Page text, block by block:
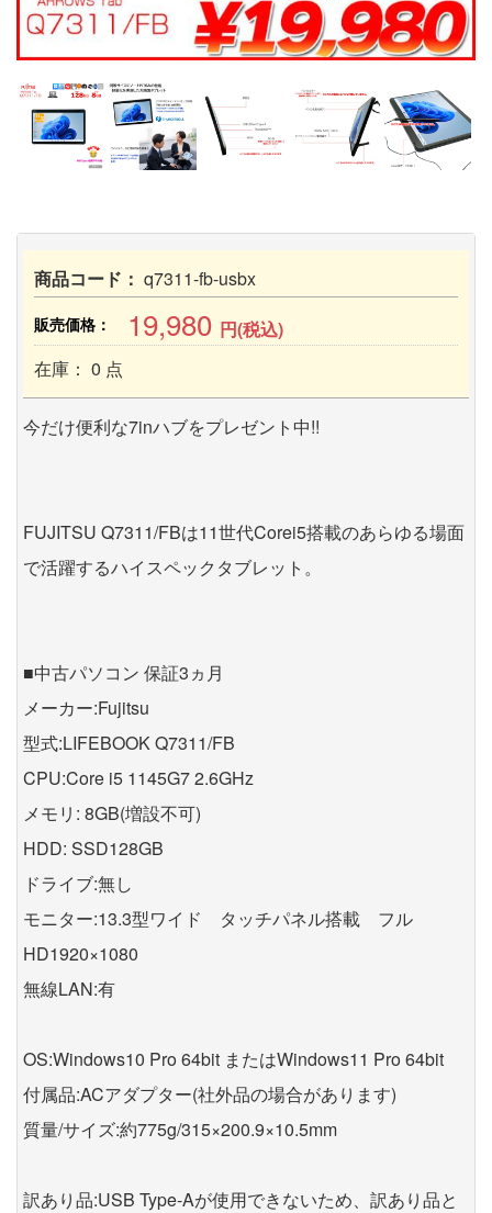
商品コード： q7311-fb-usbx
販売価格： 19,980 円(税込)
在庫： 0 点
今だけ便利な7inハブをプレゼント中!!
FUJITSU Q7311/FBは11世代Corei5搭載のあらゆる場面
で活躍するハイスペックタブレット。
■中古パソコン 保証3ヵ月
メーカー:Fujitsu
型式:LIFEBOOK Q7311/FB
CPU:Core i5 1145G7 2.6GHz
メモリ: 8GB(増設不可)
HDD: SSD128GB
ドライブ:無し
モニター:13.3型ワイド タッチパネル搭載 フル
HD1920×1080
無線LAN:有
OS:Windows10 Pro 64bit またはWindows11 Pro 64bit
付属品:ACアダプター(社外品の場合があります)
質量/サイズ:約775g/315×200.9×10.5mm
訳あり品:USB Type-Aが使用できないため、訳あり品と